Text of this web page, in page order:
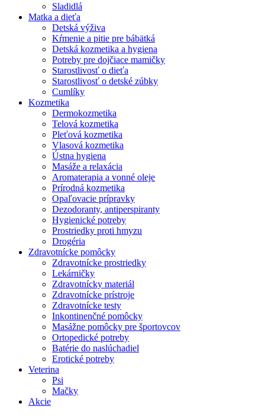
Sladidlá
Matka a dieťa
Detská výživa
Kŕmenie a pitie pre bábätká
Detská kozmetika a hygiena
Potreby pre dojčiace mamičky
Starostlivosť o dieťa
Starostlivosť o detské zúbky
Cumlíky
Kozmetika
Dermokozmetika
Telová kozmetika
Pleťová kozmetika
Vlasová kozmetika
Ústna hygiena
Masáže a relaxácia
Aromaterapia a vonné oleje
Prírodná kozmetika
Opaľovacie prípravky
Dezodoranty, antiperspiranty
Hygienické potreby
Prostriedky proti hmyzu
Drogéria
Zdravotnícke pomôcky
Zdravotnícke prostriedky
Lekárničky
Zdravotnícky materiál
Zdravotnícke prístroje
Zdravotnícke testy
Inkontinenčné pomôcky
Masážne pomôcky pre športovcov
Ortopedické potreby
Batérie do naslúchadiel
Erotické potreby
Veterina
Psi
Mačky
Akcie